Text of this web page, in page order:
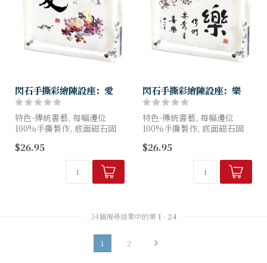
閃石手撕彩繪陳設座：愛
特色-傳統書藝, 每幅邊位
100%手撕製作, 底面磁石固
$26.95
閃石手撕彩繪陳設座：樂
特色-傳統書藝, 每幅邊位
100%手撕製作, 底面磁石固
$26.95
34個搜尋結果中的第 1 - 24
1 2